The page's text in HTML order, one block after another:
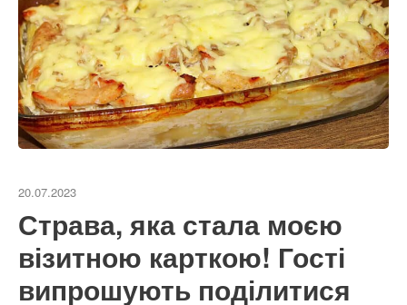
20.07.2023
Страва, яка стала моєю
візитною карткою! Гості
випрошують поділитися